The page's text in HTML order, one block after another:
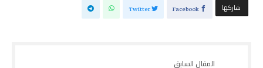
‫‫ شاركها‬ Facebook
Twitter